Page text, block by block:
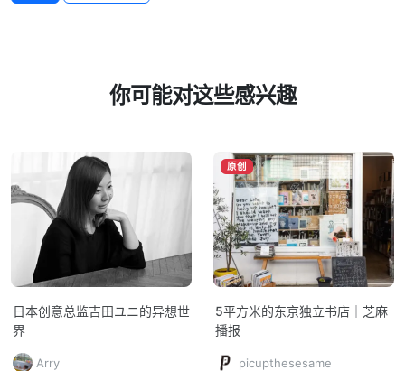
你可能对这些感兴趣
日本创意总监吉田ユニ的异想世
界
Arry
原创
5平方米的东京独立书店｜芝麻
播报
picupthesesame